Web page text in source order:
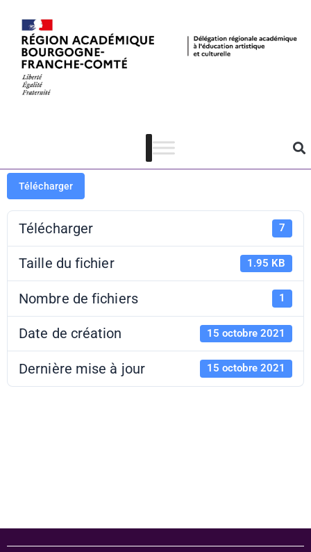
PAF 21-22 –
CIAP 21
Télécharger
Télécharger 7
Taille du fichier 1.95 KB
Nombre de fichiers 1
Date de création 15 octobre 2021
Dernière mise à jour 15 octobre 2021